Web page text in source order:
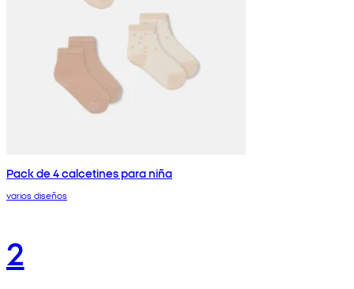
Pack de 4 calcetines para niña
varios diseños
2